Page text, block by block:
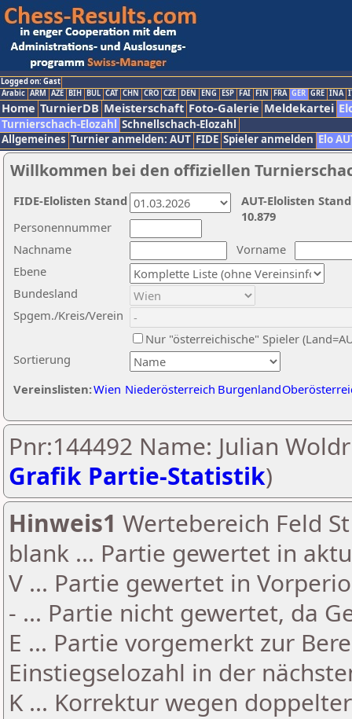
Logged on: Gast
Arabic ARM AZE BIH BUL CAT CHN CRO CZE DEN ENG ESP FAI FIN FRA GER GRE INA
Home TurnierDB Meisterschaft Foto-Galerie Meldekartei
Turnierschach-Elozahl Schnellschach-Elozahl
Allgemeines Turnier anmelden: AUT FIDE Spieler anmelden Elo
Willkommen bei den offiziellen
Nachname
Vorname
Ebene
Sortierung
Personennummer
Bundesland
Spgem./Kreis/Verein
Nur "österreichische" Spieler
Vereinslisten:Wien Niederösterreich Burgenland
AUT-Elolisten
10.879
FIDE-Elolisten Stand
Pnr:144492 Name: Julian
Grafik Partie-Statistik)
Hinweis1 Wertebereich Feld
blank ... Partie gewertet in
V ... Partie gewertet in
- ... Partie nicht gewertet, da
E ... Partie vorgemerkt zur
Einstiegselozahl in der
K ... Korrektur wegen